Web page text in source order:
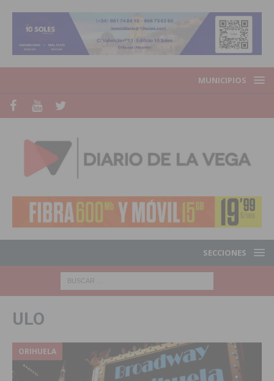
MUNICIPIOS
SECCIONES
ULO
ORIHUELA